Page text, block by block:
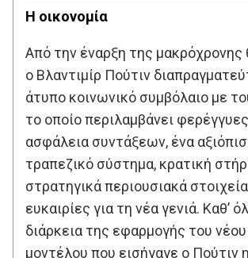
Η οικονομία
Από την έναρξη της μακρόχρονης
ο Βλαντιμίρ Πούτιν
άτυπο κοινωνικό συμβόλαιο με
το οποίο περιλαμβάνει
ασφάλεια συντάξεων, ένα
τραπεζικό σύστημα, κρατική
στρατηγικά περιουσιακά
ευκαιρίες για τη νέα γενιά. Καθ’
διάρκεια της εφαρμογής του νέου
μοντέλου που εισήγαγε ο Πούτιν